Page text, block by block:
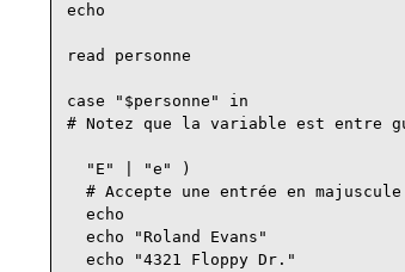
echo
read personne
case "$personne" in
# Notez que la variable est entre
  "E" | "e" )
# Accepte une entrée en majuscule
  echo
  echo "Roland Evans"
  echo "4321 Floppy Dr."